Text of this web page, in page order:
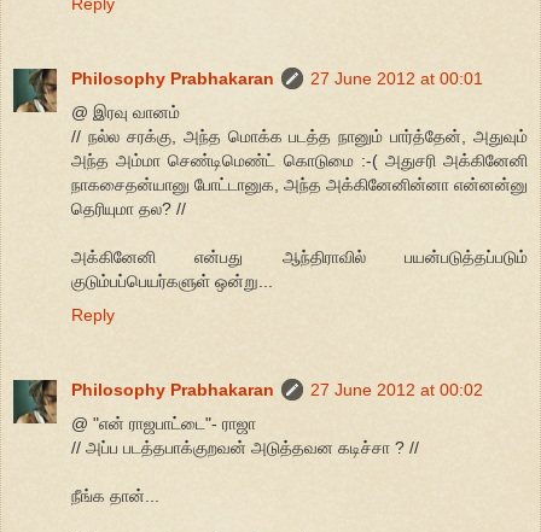
Philosophy Prabhakaran
27 June 2012 at 00:01
@ இரவு வானம்
// நல்ல சரக்கு, அந்த மொக்க படத்த நானும் பார்த்தேன், அதுவும்
அந்த அம்மா செண்டிமெண்ட் கொடுமை :-( அதுசரி அக்கினேனி
நாகசைதன்யானு போட்டானுக, அந்த அக்கினேனின்னா என்னன்னு
தெரியுமா தல? //
அக்கினேனி என்பது ஆந்திராவில் பயன்படுத்தப்படும்
குடும்பப்பெயர்களுள் ஒன்று...
Reply
Philosophy Prabhakaran
27 June 2012 at 00:02
@ "என் ராஜபாட்டை"- ராஜா
// அப்ப படத்தபாக்குறவன் அடுத்தவன கடிச்சா ? //
நீங்க தான்...